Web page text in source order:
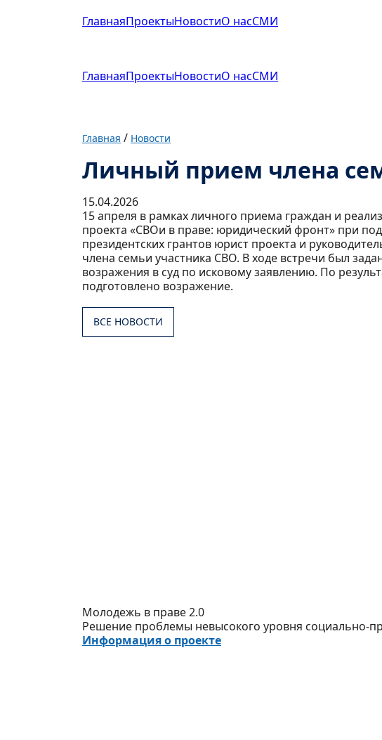
ГлавнаяПроектыНовостиО насСМИ
ГлавнаяПроектыНовостиО насСМИ
Главная / Новости
Личный прием члена
15.04.2026
15 апреля в рамках личного приема граждан и
проекта «СВОи в праве: юридический фронт» при
президентских грантов юрист проекта и
члена семьи участника СВО. В ходе встречи был
возражения в суд по исковому заявлению. По
подготовлено возражение.
ВСЕ НОВОСТИ
Молодежь в праве 2.0
Решение проблемы невысокого уровня социально-
Информация о проекте